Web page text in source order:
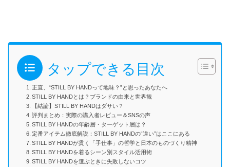
タップできる目次
正直、“STILL BY HANDって地味？”と思ったあなたへ
STILL BY HANDとは？ブランドの由来と世界観
【結論】STILL BY HANDはダサい？
評判まとめ：実際の購入者レビュー＆SNSの声
STILL BY HANDの年齢層・ターゲット層は？
定番アイテム徹底解説：STILL BY HANDの“違い”はここにある
STILL BY HANDが貫く「手仕事」の哲学と日本のものづくり精神
STILL BY HANDを着るシーン別スタイル活用術
STILL BY HANDを選ぶときに失敗しないコツ